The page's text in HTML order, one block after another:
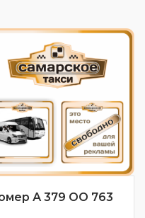
А 379 ОО 763